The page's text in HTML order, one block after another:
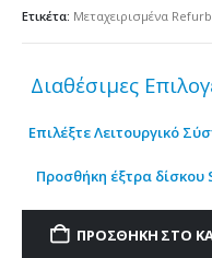
Ετικέτα: Μεταχειρισμένα
Διαθέσιμες
Επιλέξτε Λειτουργικό
Προσθήκη έξτρα δίσκου
ΠΡΟΣΘΉΚΗ ΣΤΟ